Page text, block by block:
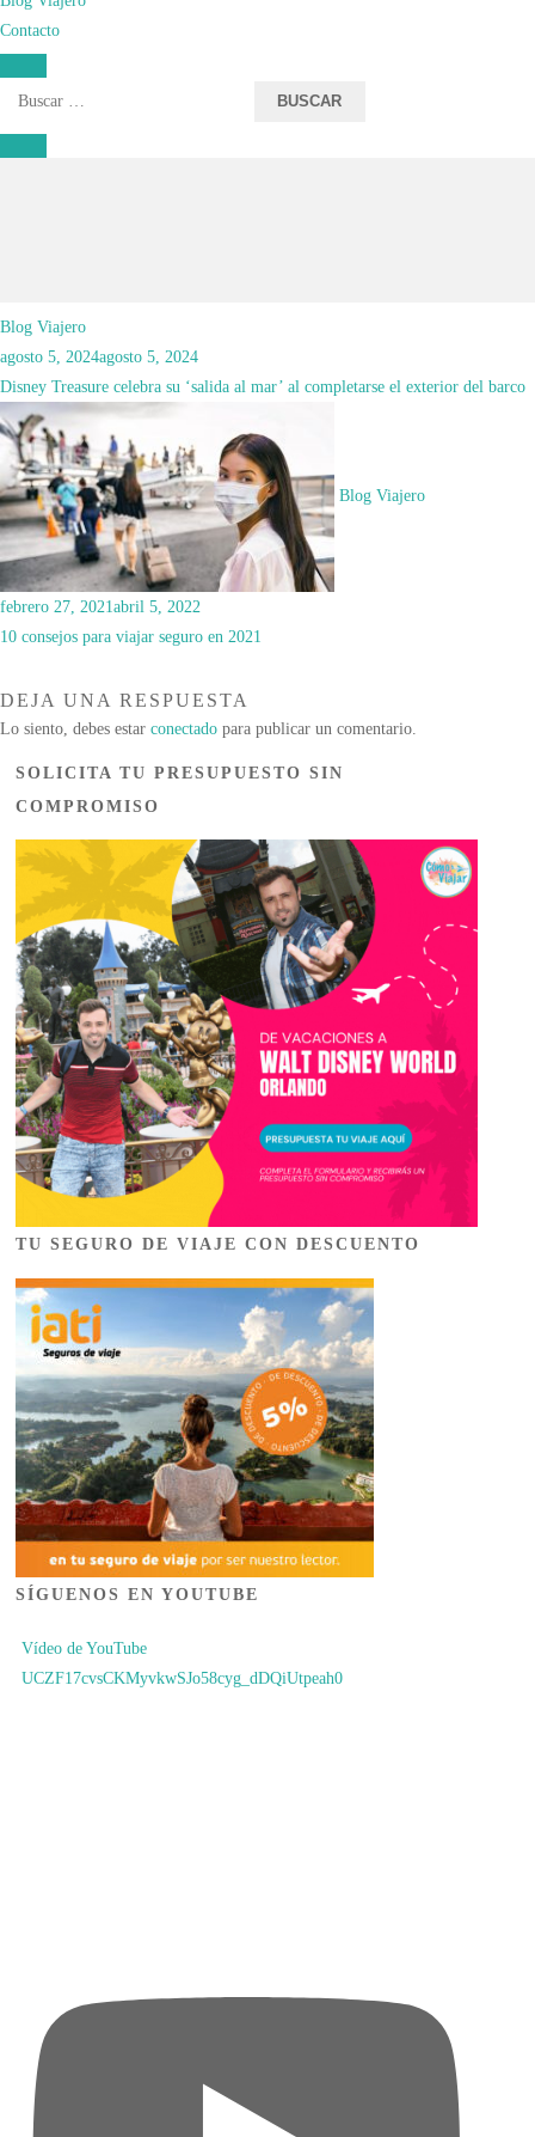
Contacto
Buscar:
Blog Viajero
agosto 5, 2024agosto 5, 2024
Disney Treasure celebra su ‘salida al mar’ al completarse el exterior del barco
Blog Viajero
febrero 27, 2021abril 5, 2022
10 consejos para viajar seguro en 2021
DEJA UNA RESPUESTA
Lo siento, debes estar conectado para publicar un comentario.
SOLICITA TU PRESUPUESTO SIN
COMPROMISO
TU SEGURO DE VIAJE CON DESCUENTO
SÍGUENOS EN YOUTUBE
Vídeo de YouTube
UCZF17cvsCKMyvkwSJo58cyg_dDQiUtpeah0